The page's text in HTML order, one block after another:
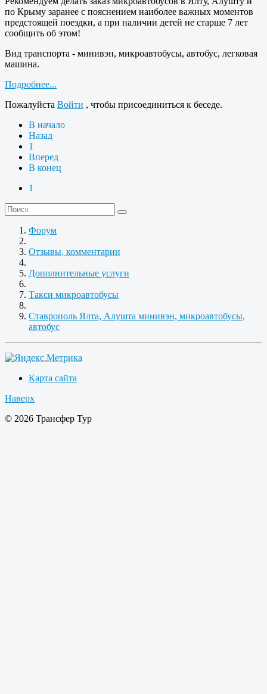
по Крыму заранее с пояснением наиболее важных моментов
предстоящей поездки, а при наличии детей не старше 7 лет
сообщить об этом!
Вид транспорта - минивэн, микроавтобусы, автобус, легковая
машина.
Подробнее...
Пожалуйста Войти , чтобы присоединиться к беседе.
В начало
Назад
1
Вперед
В конец
1
Форум
Отзывы, комментарии
Дополнительные услуги
Такси микроавтобусы
Ставрополь Ялта, Алушта минивэн, микроавтобусы,
автобус
Карта сайта
Наверх
© 2026 Трансфер Тур